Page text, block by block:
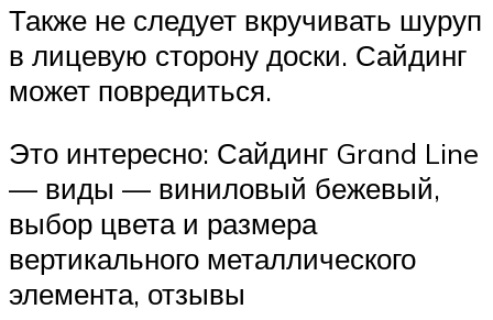
Также не следует вкручивать шуруп
в лицевую сторону доски. Сайдинг
может повредиться.
Это интересно: Сайдинг Grand Line
— виды — виниловый бежевый,
выбор цвета и размера
вертикального металлического
элемента, отзывы